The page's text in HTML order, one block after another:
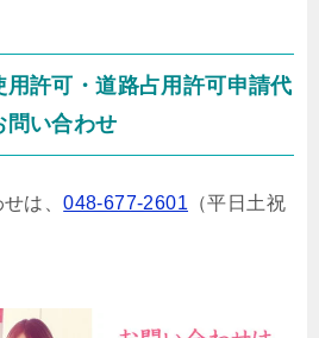
用許可・道路占用許可申請代
問い合わせ
せは、048-677-2601 （平日土祝